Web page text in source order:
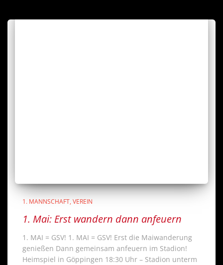
1. MANNSCHAFT VEREIN
1. Mai: Erst wandern dann anfeuern
1. MAI = GSV! 1. MAI = GSV! Erst die Maiwanderung
genießen Dann gemeinsam anfeuern im Stadion!
Heimspiel in Göppingen 18:30 Uhr – Stadion unterm